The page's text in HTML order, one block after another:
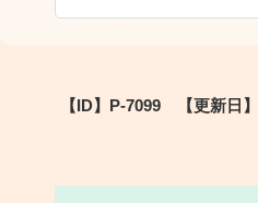
【ID】 P-7099 【更新日】